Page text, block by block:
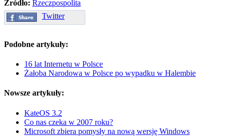
Źródło: Rzeczpospolita
Twitter
Podobne artykuły:
16 lat Internetu w Polsce
Żałoba Narodowa w Polsce po wypadku w Halembie
Nowsze artykuły:
KateOS 3.2
Co nas czeka w 2007 roku?
Microsoft zbiera pomysły na nową wersję Windows